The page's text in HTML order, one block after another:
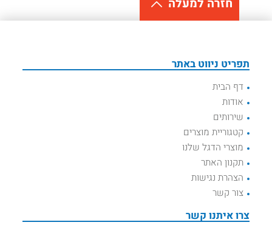
חזרה למעלה
תפריט ניווט באתר
דף הבית
אודות
שירותים
קטגוריית מוצרים
מוצרי הדגל שלנו
תקנון האתר
הצהרת נגישות
צור קשר
צרו איתנו קשר